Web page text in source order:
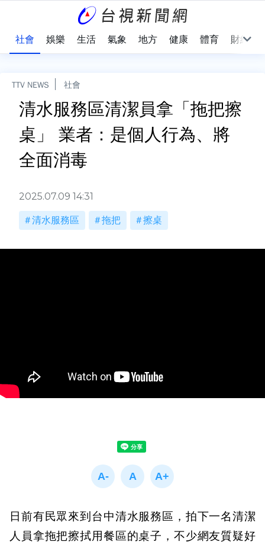
社會 娛樂 生活 氣象 地方 健康 體育 財經
TTV NEWS 社會
清水服務區清潔員拿「拖把擦
桌」 業者：是個人行為、將
全面消毒
2025.07.09 14:31
清水服務區 拖把 擦桌
日前有民眾來到台中清水服務區，拍下一名清潔
人員拿拖把擦拭用餐區的桌子，不少網友質疑好